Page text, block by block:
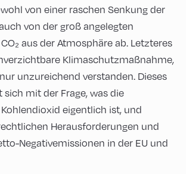
von einer raschen Senkung der
von der groß angelegten
aus der Atmosphäre ab. Letzteres
Klimaschutzmaßnahme,
unzureichend verstanden. Dieses
mit der Frage, was die
eigentlich ist, und
Herausforderungen und
Negativemissionen in der EU und